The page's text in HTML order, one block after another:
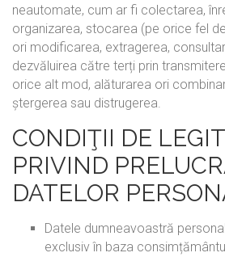
neautomate, cum ar fi colectarea,
organizarea, stocarea (pe orice fel
ori modificarea, extragerea,
dezvăluirea către terți prin
orice alt mod, alăturarea ori
ștergerea sau distrugerea.
CONDIŢII DE
PRIVIND
DATELOR
Datele dumneavoastră
exclusiv în baza